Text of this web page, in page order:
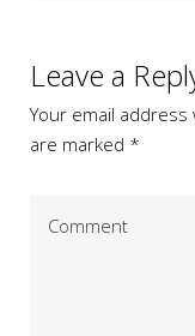
Leave a
Your email
are marked *